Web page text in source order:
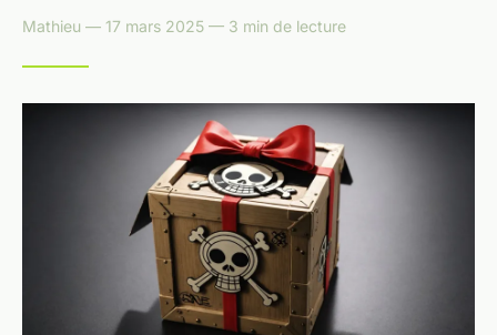
Mathieu — 17 mars 2025 — 3 min de lecture